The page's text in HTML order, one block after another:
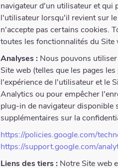
navigateur d'un utilisateur et qui
l'utilisateur lorsqu'il revient sur
n'accepte pas certains cookies.
toutes les fonctionnalités du Site
Analyses : Nous pouvons
Site web (telles que les pages
l'expérience de l'utilisateur et le
Analytics ou pour empêcher
plug-in de navigateur disponible
supplémentaires sur la
https://policies.google.com/
https://support.google.com/
Liens des tiers : Notre Site web